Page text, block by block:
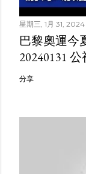
星期三, 1月 31, 2024
巴黎奧運今
20240131
分享